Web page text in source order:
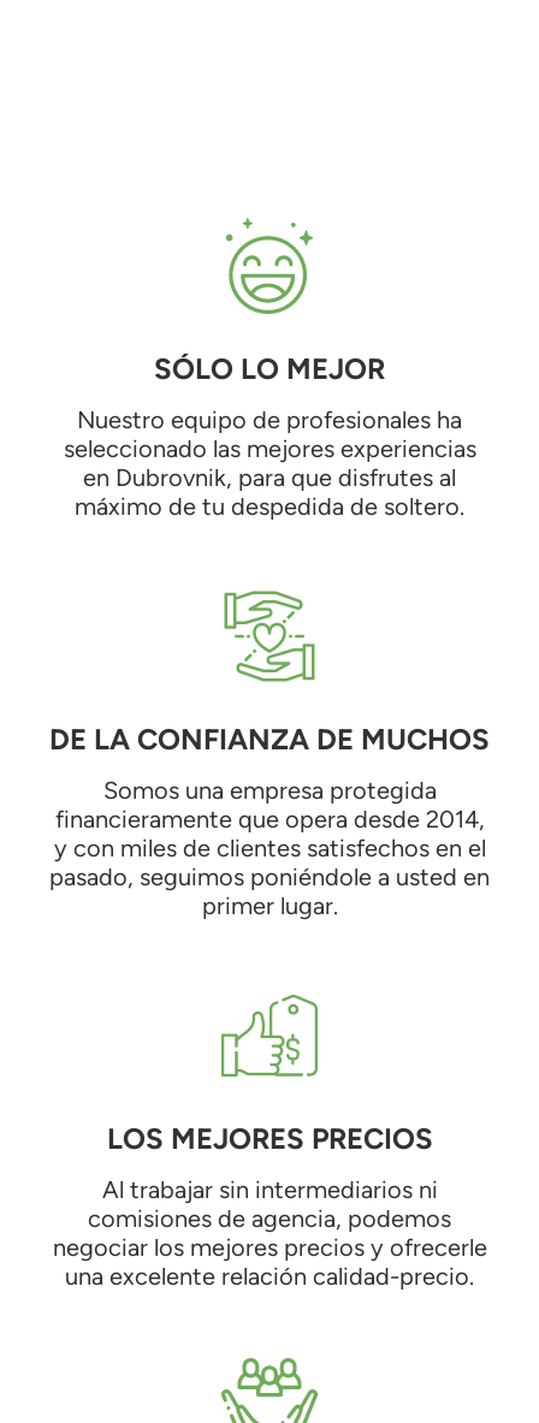
SÓLO LO MEJOR
Nuestro equipo de profesionales ha
seleccionado las mejores experiencias
en Dubrovnik, para que disfrutes al
máximo de tu despedida de soltero.
DE LA CONFIANZA DE MUCHOS
Somos una empresa protegida
financieramente que opera desde 2014,
y con miles de clientes satisfechos en el
pasado, seguimos poniéndole a usted en
primer lugar.
LOS MEJORES PRECIOS
Al trabajar sin intermediarios ni
comisiones de agencia, podemos
negociar los mejores precios y ofrecerle
una excelente relación calidad-precio.